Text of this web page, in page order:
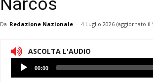
Narcos
Da Redazione Nazionale - 4 Luglio 2026 (aggiornato il
ASCOLTA L'AUDIO
Lettore
Audio
00:00